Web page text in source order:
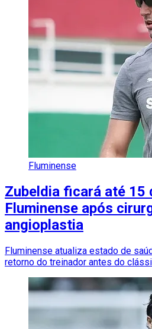
Fluminense
Zubeldia ficará até 15
Fluminense após
angioplastia
Fluminense atualiza estado de
retorno do treinador antes do